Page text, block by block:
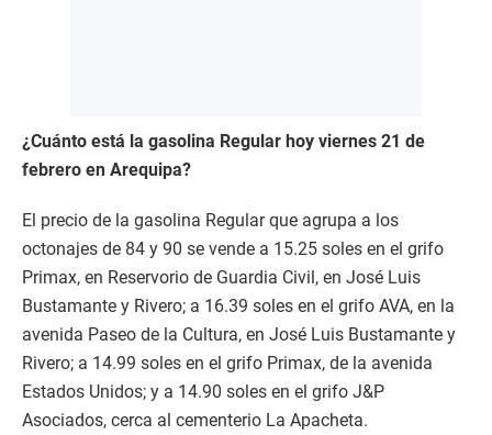
¿Cuánto está la gasolina Regular hoy viernes 21 de
febrero en Arequipa?
El precio de la gasolina Regular que agrupa a los
octonajes de 84 y 90 se vende a 15.25 soles en el grifo
Primax, en Reservorio de Guardia Civil, en José Luis
Bustamante y Rivero; a 16.39 soles en el grifo AVA, en la
avenida Paseo de la Cultura, en José Luis Bustamante y
Rivero; a 14.99 soles en el grifo Primax, de la avenida
Estados Unidos; y a 14.90 soles en el grifo J&P
Asociados, cerca al cementerio La Apacheta.